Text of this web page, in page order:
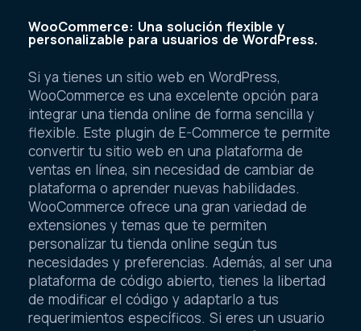
WooCommerce: Una solución flexible y
personalizable para usuarios de WordPress.
Si ya tienes un sitio web en WordPress,
WooCommerce es una excelente opción para
integrar una tienda online de forma sencilla y
flexible. Este plugin de E-Commerce te permite
convertir tu sitio web en una plataforma de
ventas en línea, sin necesidad de cambiar de
plataforma o aprender nuevas habilidades.
WooCommerce ofrece una gran variedad de
extensiones y temas que te permiten
personalizar tu tienda online según tus
necesidades y preferencias. Además, al ser una
plataforma de código abierto, tienes la libertad
de modificar el código y adaptarlo a tus
requerimientos específicos. Si eres un usuario